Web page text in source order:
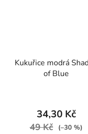
Kukuřice modrá
of Blue
34,30 Kč
49 Kč (–30 %)